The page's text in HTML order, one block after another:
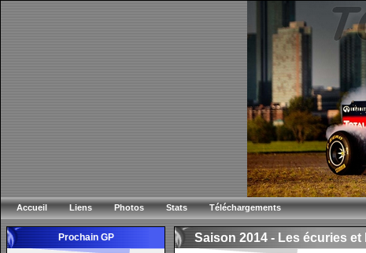
Accueil Liens Photos Stats Téléchargements
Prochain GP Saison 2014 - Les écuries et